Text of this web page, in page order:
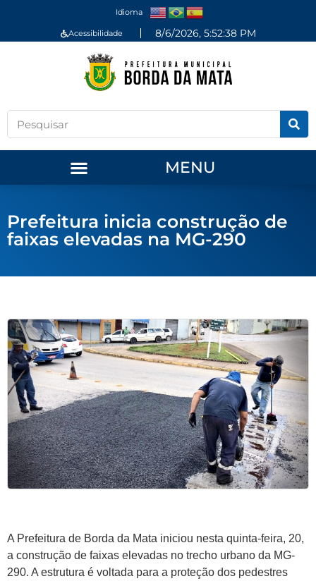
Idioma
Acessibilidade 8/6/2026, 5:52:38 PM
MENU
Prefeitura inicia construção de
faixas elevadas na MG-290
A Prefeitura de Borda da Mata iniciou nesta quinta-feira, 20,
a construção de faixas elevadas no trecho urbano da MG-
290. A estrutura é voltada para a proteção dos pedestres